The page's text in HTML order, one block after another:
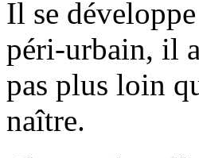
Il se
péri-urbain, il
pas plus loin
naître.